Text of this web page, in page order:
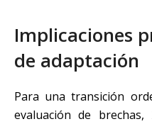
Implicaciones
de adaptación
Para una transición
evaluación de